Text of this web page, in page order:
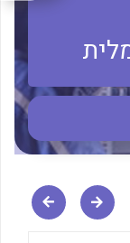
מוצרי היצרן